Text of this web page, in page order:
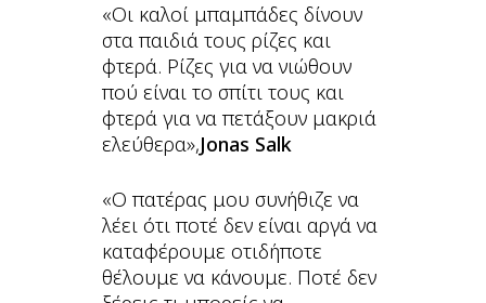
«Οι καλοί μπαμπάδες δίνουν
στα παιδιά τους ρίζες και
φτερά. Ρίζες για να νιώθουν
πού είναι το σπίτι τους και
φτερά για να πετάξουν μακριά
ελεύθερα»,Jonas Salk
«Ο πατέρας μου συνήθιζε να
λέει ότι ποτέ δεν είναι αργά να
καταφέρουμε οτιδήποτε
θέλουμε να κάνουμε. Ποτέ δεν